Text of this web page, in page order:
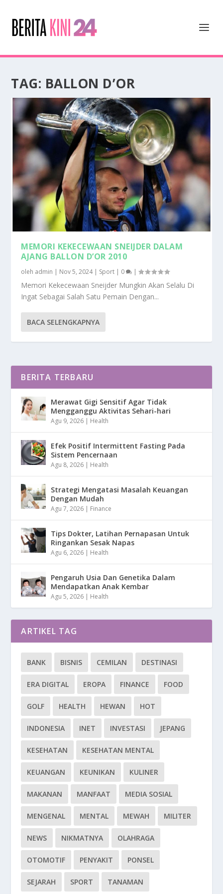
TAG: BALLON D’OR
MEMORI KEKECEWAAN SNEIJDER DALAM
AJANG BALLON D’OR 2010
oleh admin | Nov 5, 2024| Sport | 0 |
Memori Kekecewaan Sneijder Mungkin Akan Selalu Di
Ingat Sebagai Salah Satu Pemain Dengan...
BACA SELENGKAPNYA
BERITA TERBARU
Merawat Gigi Sensitif Agar Tidak
Mengganggu Aktivitas Sehari-hari
Agu 9, 2026 | Health
Efek Positif Intermittent Fasting Pada
Sistem Pencernaan
Agu 8, 2026 | Health
Strategi Mengatasi Masalah Keuangan
Dengan Mudah
Agu 7, 2026 | Finance
Tips Dokter, Latihan Pernapasan Untuk
Ringankan Sesak Napas
Agu 6, 2026 | Health
Pengaruh Usia Dan Genetika Dalam
Mendapatkan Anak Kembar
Agu 5, 2026 | Health
ARTIKEL TAG
BANK BISNIS CEMILAN DESTINASI
ERA DIGITAL EROPA FINANCE FOOD
GOLF HEALTH HEWAN HOT
INDONESIA INET INVESTASI JEPANG
KESEHATAN KESEHATAN MENTAL
KEUANGAN KEUNIKAN KULINER
MAKANAN MANFAAT MEDIA SOSIAL
MENGENAL MENTAL MEWAH MILITER
NEWS NIKMATNYA OLAHRAGA
OTOMOTIF PENYAKIT PONSEL
SEJARAH SPORT TANAMAN